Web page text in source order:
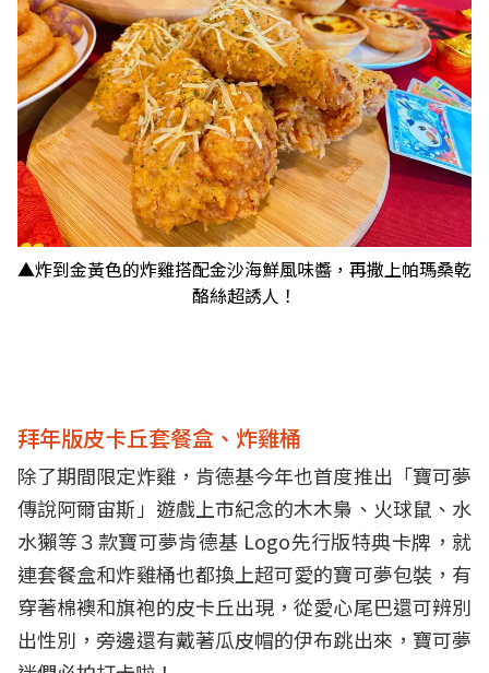
▲炸到金黃色的炸雞搭配金沙海鮮風味醬，再撒上帕瑪桑乾
酪絲超誘人！
拜年版皮卡丘套餐盒、炸雞桶
除了期間限定炸雞，肯德基今年也首度推出「寶可夢
傳說阿爾宙斯」遊戲上市紀念的木木梟、火球鼠、水
水獺等３款寶可夢肯德基 Logo先行版特典卡牌，就
連套餐盒和炸雞桶也都換上超可愛的寶可夢包裝，有
穿著棉襖和旗袍的皮卡丘出現，從愛心尾巴還可辨別
出性別，旁邊還有戴著瓜皮帽的伊布跳出來，寶可夢